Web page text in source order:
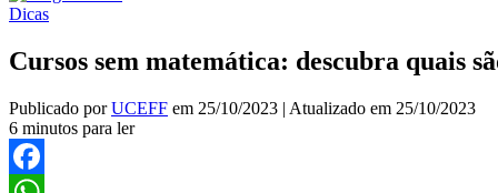
Dicas
Cursos sem matemática: descubra quais
Publicado porUCEFF em 25/10/2023 | Atualizado em 25/10/2023
6 minutos para ler